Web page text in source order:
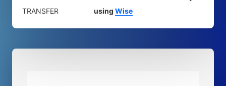
TRANSFER
using Wise